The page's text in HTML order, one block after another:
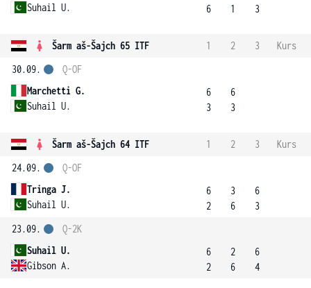
Suhail U.
6
1
3
Šarm aš-Šajch 65 ITF 1 2 3
Kurs
30.09.
Marchetti G.
Suhail U.
Q-OF
6
3
6
3
Šarm aš-Šajch 64 ITF 1 2 3
Kurs
24.09.
Tringa J.
Suhail U.
Q-OF
6
2
3
6
6
3
23.09.
Suhail U.
Gibson A.
Q-2K
6
2
2
6
6
4